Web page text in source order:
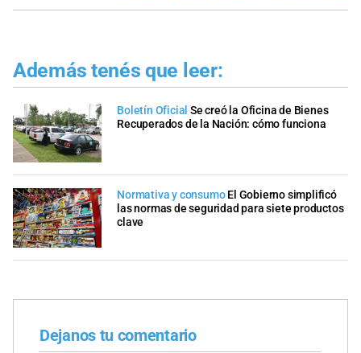
Además tenés que leer:
Boletín Oficial Se creó la Oficina de Bienes
Recuperados de la Nación: cómo funciona
Normativa y consumo El Gobierno simplificó
las normas de seguridad para siete productos
clave
Dejanos tu comentario